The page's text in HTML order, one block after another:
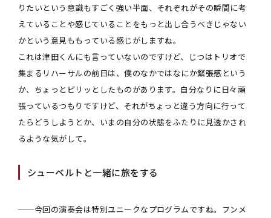
りたいという意識もすごく強い半面、それぞれがその瞬間に考
えていることや感じていることをもっと出し合うべきじゃない
かという意見ももっている感じがしますね。
これは津田くんにも言っていないのですけど、じつはトリオで
集まるリハーサルの前日は、僕のなかではなにか緊張感という
か、ちょっとピリッとしたものがあります。自分なりに日々頑
張っているつもりですけど、それがちょっと違う方向に行って
たらどうしようとか、いまの自分の状態をふたりに見透かされ
るような気がして。
シューベルトと一緒に旅をする
──今回の演奏会は特別ユニークなプログラムですね。フンメ